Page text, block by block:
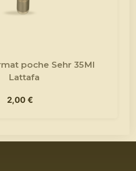
poche Sehr 35Ml
Lattafa
2,00€